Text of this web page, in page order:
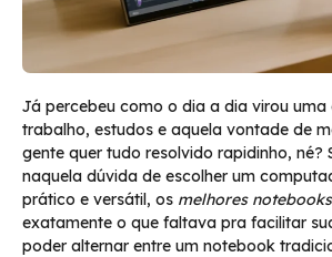
Já percebeu como o dia a dia virou uma
trabalho, estudos e aquela vontade de
gente quer tudo resolvido rapidinho, né?
naquela dúvida de escolher um
prático e versátil, os melhores
exatamente o que faltava pra facilitar
poder alternar entre um notebook